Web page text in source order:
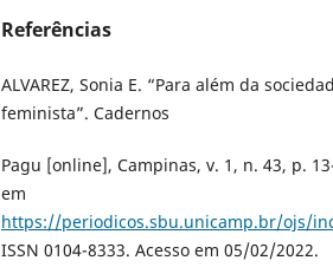
Referências
ALVAREZ, Sonia E. “Para além da
feminista”. Cadernos
Pagu [online], Campinas, v. 1, n. 43, p.
em
https://periodicos.sbu.unicamp.br/ojs/
ISSN 0104-8333. Acesso em 05/02/2022.